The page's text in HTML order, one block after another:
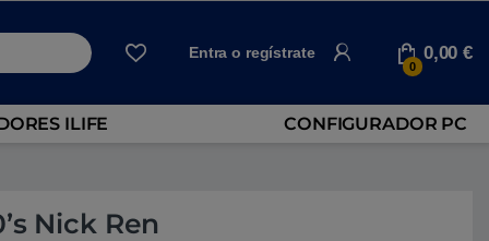
Entra o regístrate
0
0,00€
ILIFE CONFIGURADOR PC
Nick Ren